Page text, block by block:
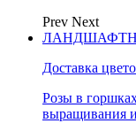
Prev Next
Доставка
Розы в
выращивания